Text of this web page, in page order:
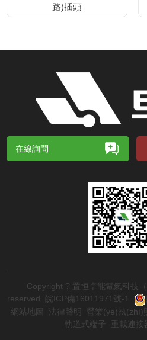
路)插頭
在線詢問
Copyright ? 置恒卓能電氣科技
reserved
皖ICP備16011971號-1
網站地圖
法律聲明 營業(yè)執(zhí)
軌道式端子
重載連接